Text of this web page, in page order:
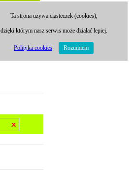
Ta strona używa ciasteczek (cookies),
dzięki którym nasz serwis może działać lepiej.
Polityka cookies Rozumiem